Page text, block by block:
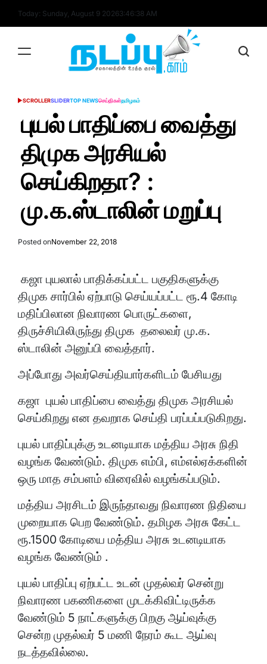
Today: Sunday, August 9 20263:46:38 AM
POSTED
SCROLLERSLIDERTOP NEWSசெய்திகள்தமிழகம்
புயல் பாதிப்பை வைத்து
திமுக அரசியல்
செய்கிறதா? :
மு.க.ஸ்டாலின் மறுப்பு
Posted onNovember 22, 2018
கஜா புயலால் பாதிக்கப்பட்ட பகுதிகளுக்கு
திமுக சார்பில் ஏற்பாடு செய்யப்பட்ட ரூ.4 கோடி
மதிப்பிலான நிவாரண பொருட்களை,
திருச்சியிலிருந்து திமுக தலைவர் மு.க.
ஸ்டாலின் அனுப்பி வைத்தார்.
அப்போது அவர்செய்தியார்களிடம் பேசியது
கஜா புயல் பாதிப்பை வைத்து திமுக அரசியல்
செய்கிறது என தவறாக செய்தி பரப்பப்படுகிறது.
புயல் பாதிப்புக்கு உடனடியாக மத்திய அரசு நிதி
வழங்க வேண்டும். திமுக எம்பி, எம்எல்ஏக்களின்
ஒரு மாத சம்பளம் விரைவில் வழங்கப்படும்.
மத்திய அரசிடம் இருந்தாவது நிவாரண நிதியை
முறையாக பெற வேண்டும். தமிழக அரசு கேட்ட
ரூ.1500 கோடியை மத்திய அரசு உடனடியாக
வழங்க வேண்டும் .
புயல் பாதிப்பு ஏற்பட்ட உடன் முதல்வர் சென்று
நிவாரண பகணிகளை முடக்கிவிட்டிருக்க
வேண்டும் 5 நாட்களுக்கு பிறகு ஆய்வுக்கு
சென்ற முதல்வர் 5 மணி நேரம் கூட ஆய்வு
நடத்தவில்லை.